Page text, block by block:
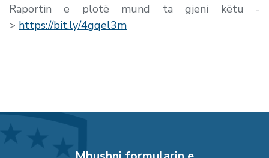
Raportin e plotë mund ta gjeni këtu -
> https://bit.ly/4gqel3m